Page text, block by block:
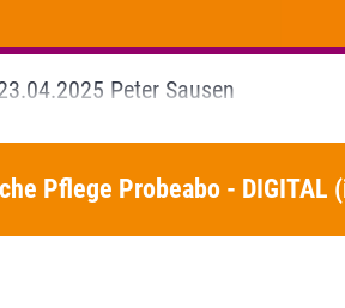
Peter Sausen
Pflege Probeabo - DIGITAL